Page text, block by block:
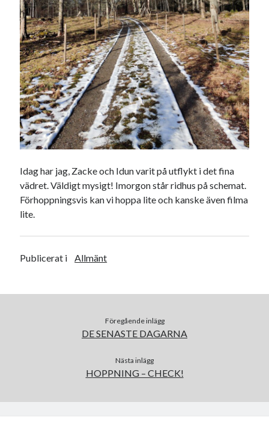
Idag har jag, Zacke och Idun varit på utflykt i det fina
vädret. Väldigt mysigt! Imorgon står ridhus på schemat.
Förhoppningsvis kan vi hoppa lite och kanske även filma
lite.
Publicerat i Allmänt
Föregående inlägg
DE SENASTE DAGARNA
Nästa inlägg
HOPPNING – CHECK!